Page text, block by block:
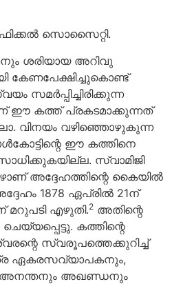
സൊസൈറ്റി.
ശരിയായ അറിവു
കേണപേക്ഷിച്ചുകൊണ്ട്
സമര്‍പ്പിച്ചിരിക്കുന്ന
ഈ കത്ത് പ്രകടമാക്കുന്നത്
വിനയം വഴിഞ്ഞൊഴുകുന്ന
ഈ കത്തിനെ
സ്വാമിജി
അദ്ദേഹത്തിന്റെ കൈയില്‍
1878 ഏപ്രില്‍ 21ന്
എഴുതി.2 അതിന്റെ
കത്തിന്റെ
സ്വരൂപത്തെക്കുറിച്ച്
ഏകരസവ്യാപകനും,
അനന്തനും അഖണ്ഡനും